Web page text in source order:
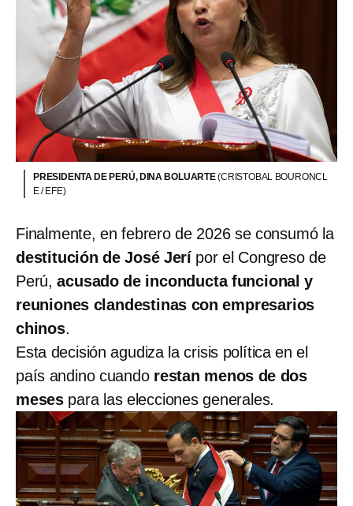
PRESIDENTA DE PERÚ, DINA BOLUARTE(CRISTOBAL BOURONCL
E / EFE)
Finalmente, en febrero de 2026 se consumó la
destitución de José Jerí por el Congreso de
Perú,acusado de inconducta funcional y
reuniones clandestinas con empresarios
chinos.
Esta decisión agudiza la crisis política en el
país andino cuando restan menos de dos
meses para las elecciones generales.